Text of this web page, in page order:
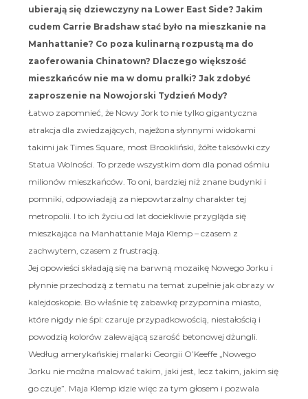
ubierają się dziewczyny na Lower East Side? Jakim
cudem Carrie Bradshaw stać było na mieszkanie na
Manhattanie? Co poza kulinarną rozpustą ma do
zaoferowania Chinatown? Dlaczego większość
mieszkańców nie ma w domu pralki? Jak zdobyć
zaproszenie na Nowojorski Tydzień Mody?
Łatwo zapomnieć, że Nowy Jork to nie tylko gigantyczna
atrakcja dla zwiedzających, najeżona słynnymi widokami
takimi jak Times Square, most Brookliński, żółte taksówki czy
Statua Wolności. To przede wszystkim dom dla ponad ośmiu
milionów mieszkańców. To oni, bardziej niż znane budynki i
pomniki, odpowiadają za niepowtarzalny charakter tej
metropolii. I to ich życiu od lat dociekliwie przygląda się
mieszkająca na Manhattanie Maja Klemp – czasem z
zachwytem, czasem z frustracją.
Jej opowieści składają się na barwną mozaikę Nowego Jorku i
płynnie przechodzą z tematu na temat zupełnie jak obrazy w
kalejdoskopie. Bo właśnie tę zabawkę przypomina miasto,
które nigdy nie śpi: czaruje przypadkowością, niestałością i
powodzią kolorów zalewającą szarość betonowej dżungli.
Według amerykańskiej malarki Georgii O’Keeffe „Nowego
Jorku nie można malować takim, jaki jest, lecz takim, jakim się
go czuje”. Maja Klemp idzie więc za tym głosem i pozwala